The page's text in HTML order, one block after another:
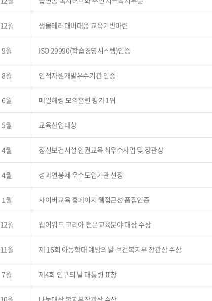
12월 생물테러대비대응 교육기반마련
9월 ISO 29990(학습경영시스템)인증
8월 인적자원개발우수기관 인증
6월 메일해킹 모의훈련 평가 1위
5월 교육산업대상
4월 정신보건시설 인권교육 최우수사업 및 장관상
4월 성과연봉제 우수도입기관 선정
1월 사이버교육 홈페이지 웹접근성 품질인증
12월 웹어워드 코리아 전문교육분야 대상 수상
11월 제 16회 아동학대 예방의 날 보건복지부 장관상 수상
7월 제4회 인구의 날 대통령 표창
10월 나눔대상 복지부장관상 수상